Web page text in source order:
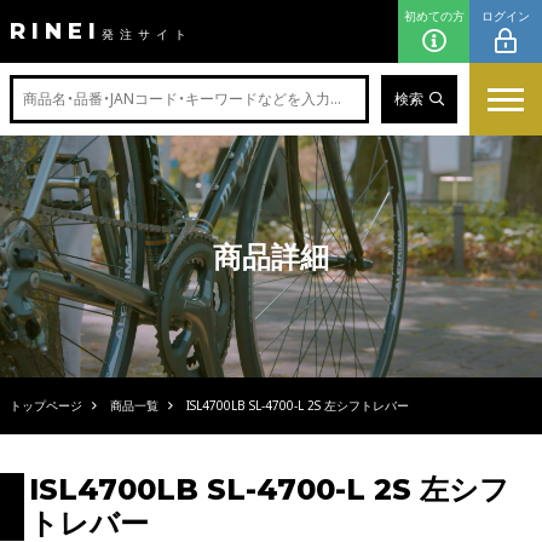
RINEI 発注サイト
初めての方 ログイン
検索
商品詳細
トップページ 商品一覧 ISL4700LB SL-4700-L 2S 左シフトレバー
ISL4700LB SL-4700-L 2S 左シフ
トレバー